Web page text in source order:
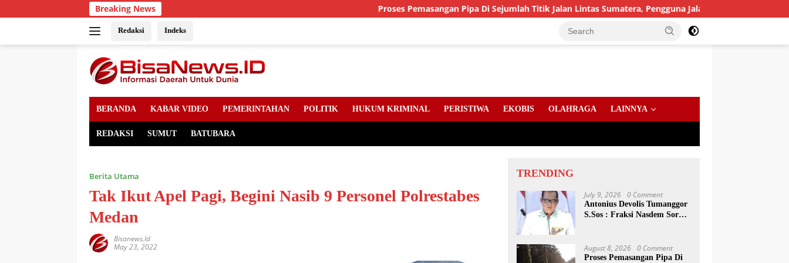
to
Breaking News Proses Pemasangan Pipa Di Sejumlah Titik Jalan Lintas Sumatera, Pengguna Jalan diimbau Untuk
Redaksi Indeks
BERANDA KABAR VIDEO PEMERINTAHAN POLITIK HUKUM KRIMINAL PERISTIWA EKOBIS OLAHRAGA LAINNYA
REDAKSI SUMUT BATUBARA
Berita Utama
Tak Ikut Apel Pagi, Begini Nasib 9 Personel Polrestabes
Medan
Bisanews.id
May 23, 2022
TRENDING
July 9, 2026 0 Comment
Antonius Devolis Tumanggor
S.Sos : Fraksi Nasdem Soroti
August 8, 2026 0 Comment
Proses Pemasangan Pipa Di